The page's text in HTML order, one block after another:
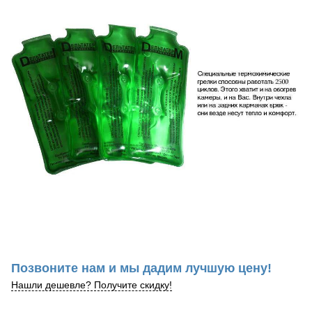
Позвоните нам и мы дадим лучшую цену!
Нашли дешевле? Получите скидку!